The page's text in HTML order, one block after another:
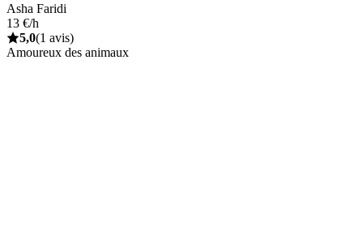
Asha Faridi
13 €/h
5,0(1 avis)
Amoureux des animaux